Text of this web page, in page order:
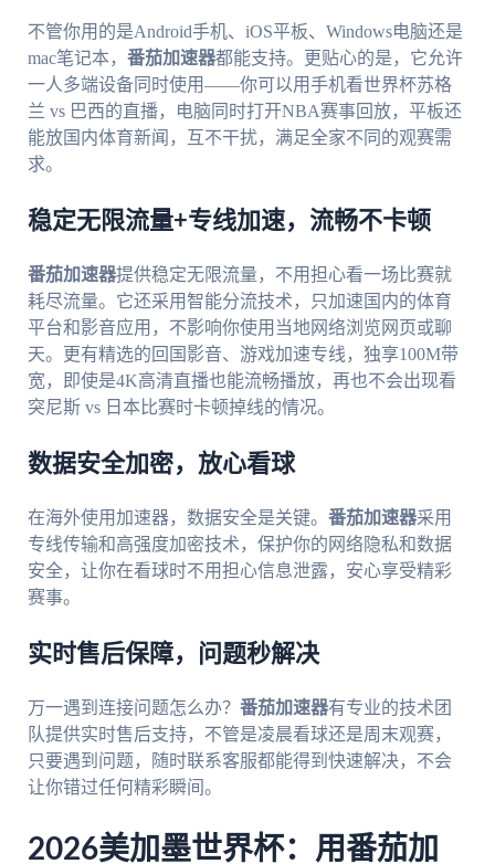
不管你用的是Android手机、iOS平板、Windows电脑还是
mac笔记本， 番茄加速器都能支持。更贴心的是，它允许
一人多端设备同时使用——你可以用手机看世界杯苏格
兰 vs 巴西的直播，电脑同时打开NBA赛事回放，平板还
能放国内体育新闻，互不干扰，满足全家不同的观赛需
求。
稳定无限流量+专线加速，流畅不卡顿
番茄加速器提供稳定无限流量，不用担心看一场比赛就
耗尽流量。它还采用智能分流技术，只加速国内的体育
平台和影音应用，不影响你使用当地网络浏览网页或聊
天。更有精选的回国影音、游戏加速专线，独享100M带
宽，即使是4K高清直播也能流畅播放，再也不会出现看
突尼斯 vs 日本比赛时卡顿掉线的情况。
数据安全加密，放心看球
在海外使用加速器，数据安全是关键。 番茄加速器采用
专线传输和高强度加密技术，保护你的网络隐私和数据
安全，让你在看球时不用担心信息泄露，安心享受精彩
赛事。
实时售后保障，问题秒解决
万一遇到连接问题怎么办？ 番茄加速器有专业的技术团
队提供实时售后支持，不管是凌晨看球还是周末观赛，
只要遇到问题，随时联系客服都能得到快速解决，不会
让你错过任何精彩瞬间。
2026美加墨世界杯：用番茄加